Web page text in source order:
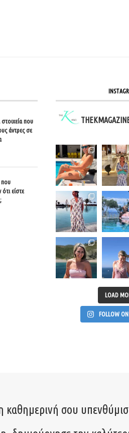
στοιχεία που
άντρες σε
που
είστε
LOAD
FOLLOW
καθημερινή σου